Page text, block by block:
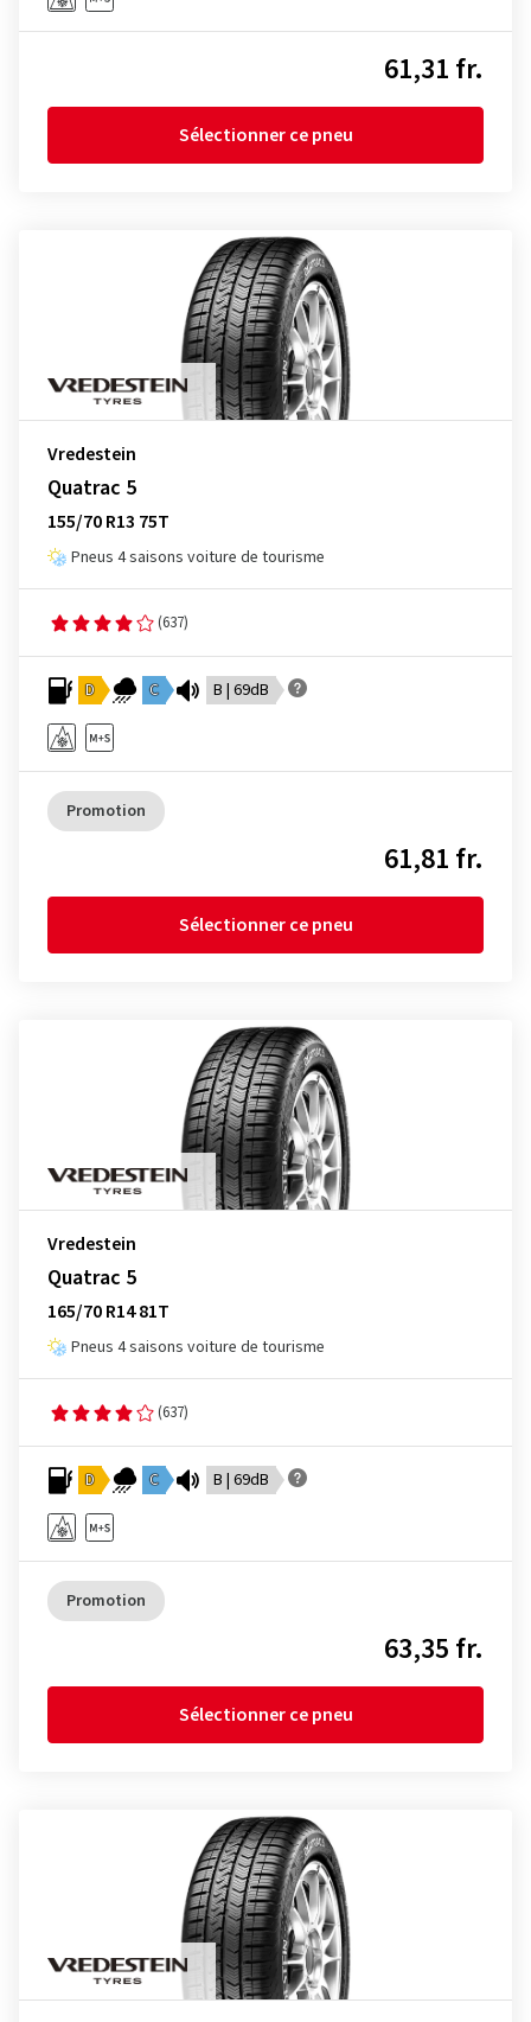
61,31 fr.
Sélectionner ce pneu
Vredestein
Quatrac 5
155/70 R13 75T
Pneus 4 saisons voiture de tourisme
(637)
D C B | 69dB
Promotion
61,81 fr.
Sélectionner ce pneu
Vredestein
Quatrac 5
165/70 R14 81T
Pneus 4 saisons voiture de tourisme
(637)
D C B | 69dB
Promotion
63,35 fr.
Sélectionner ce pneu